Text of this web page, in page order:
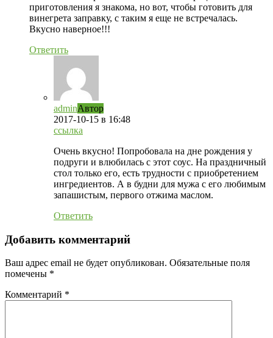
приготовления я знакома, но вот, чтобы готовить для
винегрета заправку, с таким я еще не встречалась.
Вкусно наверное!!!
Ответить
adminАвтор
2017-10-15 в 16:48
ссылка
Очень вкусно! Попробовала на дне рождения у
подруги и влюбилась с этот соус. На праздничный
стол только его, есть трудности с приобретением
ингредиентов. А в будни для мужа с его любимым
запашистым, первого отжима маслом.
Ответить
Добавить комментарий
Ваш адрес email не будет опубликован. Обязательные поля
помечены *
Комментарий *